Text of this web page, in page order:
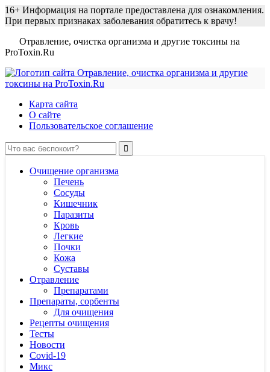
16+ Информация на портале предоставлена для ознакомления.
При первых признаках заболевания обратитесь к врачу!
Отравление, очистка организма и другие токсины на
ProToxin.Ru
Карта сайта
О сайте
Пользовательское соглашение
Очищение организма
Печень
Сосуды
Кишечник
Паразиты
Кровь
Легкие
Почки
Кожа
Суставы
Отравление
Препаратами
Препараты, сорбенты
Для очищения
Рецепты очищения
Тесты
Новости
Covid-19
Микс